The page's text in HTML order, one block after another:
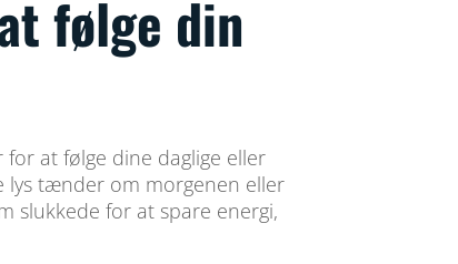
følge din
at følge dine daglige eller
lys tænder om morgenen eller
slukkede for at spare energi,